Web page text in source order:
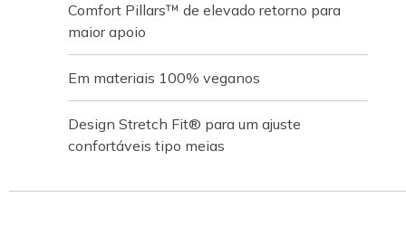
Comfort Pillars™ de elevado retorno para
maior apoio
Em materiais 100% veganos
Design Stretch Fit® para um ajuste
confortáveis tipo meias